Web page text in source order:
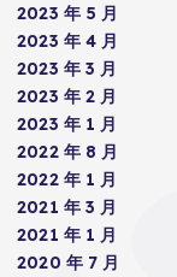
2023 年 5 月
2023 年 4 月
2023 年 3 月
2023 年 2 月
2023 年 1 月
2022 年 8 月
2022 年 1 月
2021 年 3 月
2021 年 1 月
2020 年 7 月